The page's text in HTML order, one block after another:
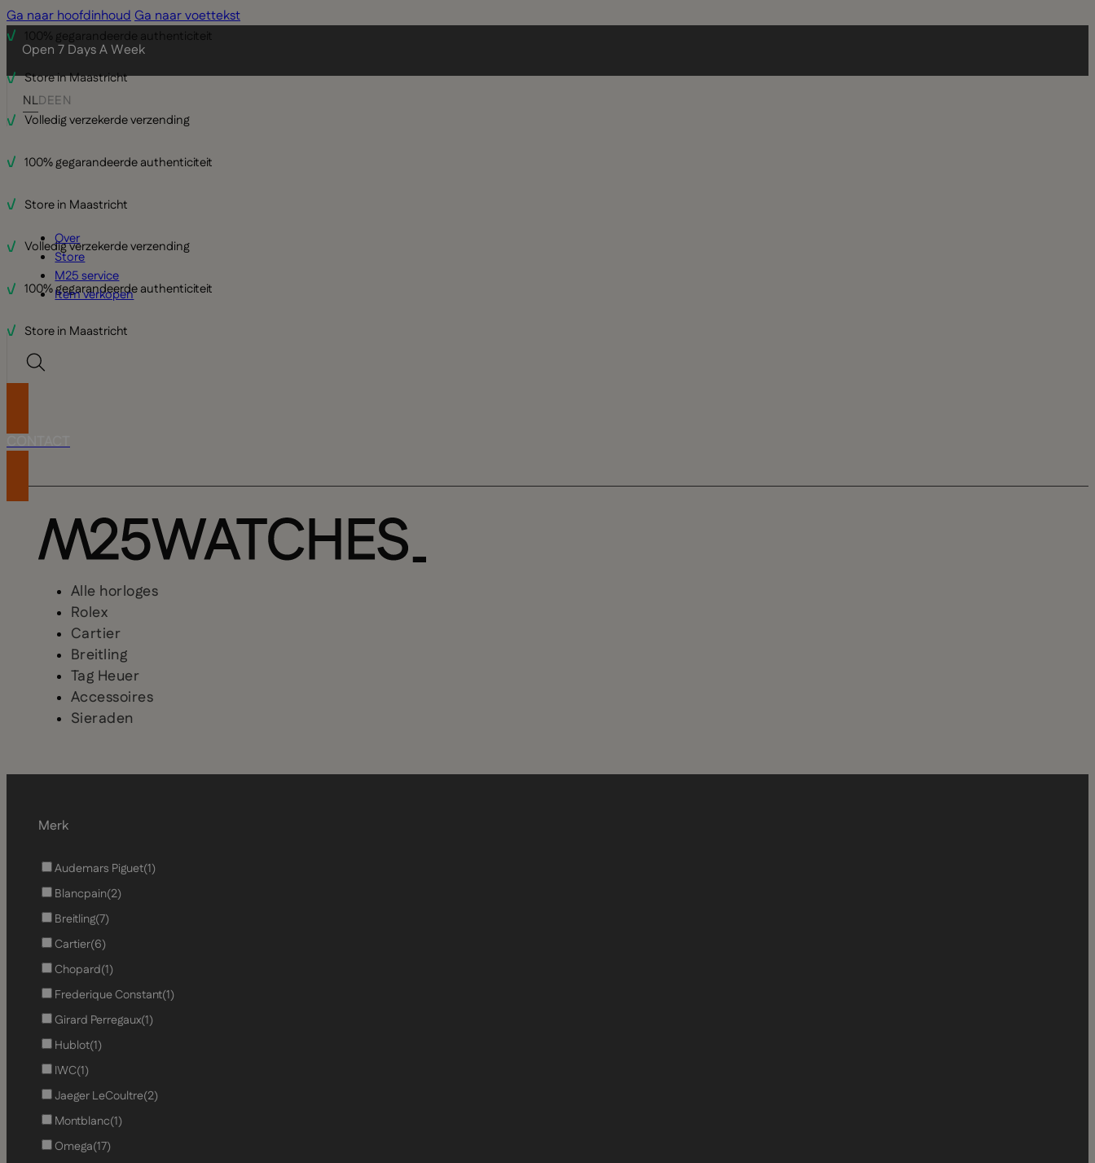
Ga naar hoofdinhoudGa naar voettekst
Open 7 Days A Week
NLDEEN
100% gegarandeerde authenticiteit
Store in Maastricht
Volledig verzekerde verzending
100% gegarandeerde authenticiteit
Store in Maastricht
Volledig verzekerde verzending
100% gegarandeerde authenticiteit
Store in Maastricht
Over
Store
M25 service
Item verkopen
CONTACT
Alle horloges
Rolex
Cartier
Breitling
Tag Heuer
Accessoires
Sieraden
Merk
Audemars Piguet(1)
Blancpain(2)
Breitling(7)
Cartier(6)
Chopard(1)
Frederique Constant(1)
Girard Perregaux(1)
Hublot(1)
IWC(1)
Jaeger LeCoultre(2)
Montblanc(1)
Omega(17)